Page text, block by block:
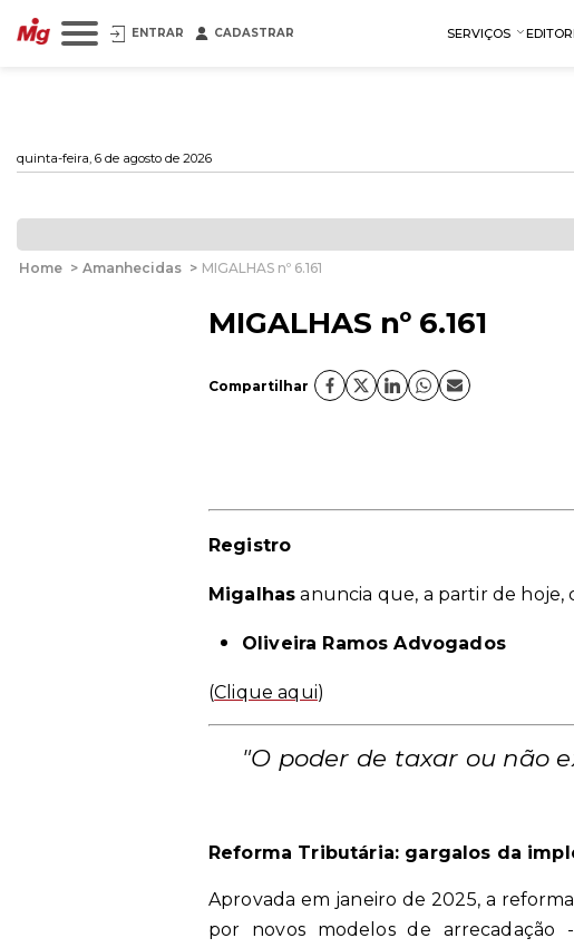
ENTRAR CADASTRAR SERVIÇOS
quinta-feira, 6 de agosto de 2026
Home > Amanhecidas > MIGALHAS nº 6.161
MIGALHAS nº 6.161
Compartilhar
Registro
Migalhas anuncia que, a partir de
Oliveira Ramos Advogados
(Clique aqui)
"O poder de taxar ou não
Reforma Tributária: gargalos da
Aprovada em janeiro de 2025, a
por novos modelos de arrecadação